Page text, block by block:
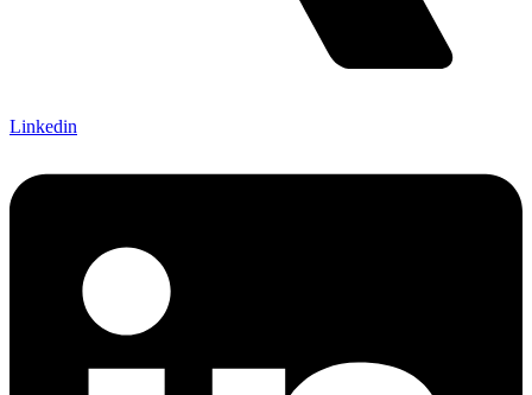
Linkedin